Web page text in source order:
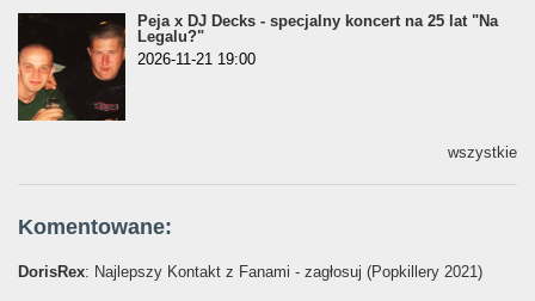
Peja x DJ Decks - specjalny koncert na 25 lat "Na
Legalu?"
2026-11-21 19:00
wszystkie
Komentowane:
DorisRex: Najlepszy Kontakt z Fanami - zagłosuj (Popkillery 2021)